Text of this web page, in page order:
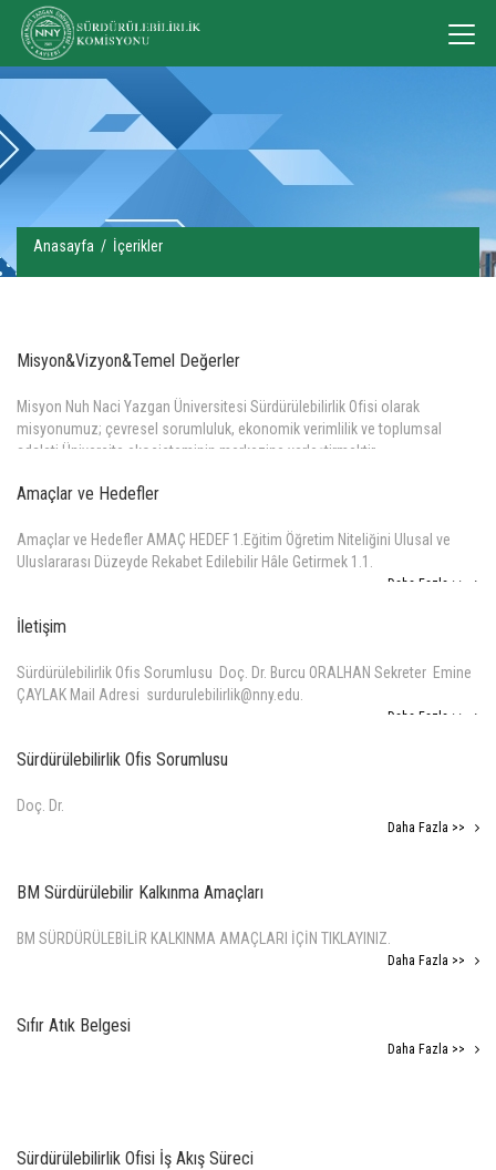
Anasayfa / İçerikler
Misyon&Vizyon&Temel Değerler
Misyon Nuh Naci Yazgan Üniversitesi Sürdürülebilirlik Ofisi olarak
misyonumuz; çevresel sorumluluk, ekonomik verimlilik ve toplumsal
adaleti Üniversite ekosisteminin merkezine yerleştirmektir.
Amaçlar ve Hedefler
Amaçlar ve Hedefler AMAÇ HEDEF 1.Eğitim Öğretim Niteliğini Ulusal ve
Uluslararası Düzeyde Rekabet Edilebilir Hâle Getirmek 1.1.
Daha Fazla >>
İletişim
Sürdürülebilirlik Ofis Sorumlusu Doç. Dr. Burcu ORALHAN Sekreter Emine
ÇAYLAK Mail Adresi surdurulebilirlik@nny.edu.
Daha Fazla >>
Sürdürülebilirlik Ofis Sorumlusu
Doç. Dr.
Daha Fazla >>
BM Sürdürülebilir Kalkınma Amaçları
BM SÜRDÜRÜLEBİLİR KALKINMA AMAÇLARI İÇİN TIKLAYINIZ.
Daha Fazla >>
Sıfır Atık Belgesi
Daha Fazla >>
Sürdürülebilirlik Ofisi İş Akış Süreci